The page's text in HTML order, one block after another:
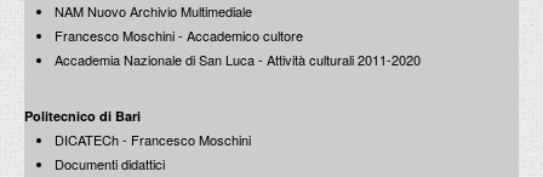
NAM Nuovo Archivio Multimediale
Francesco Moschini - Accademico cultore
Accademia Nazionale di San Luca - Attività culturali 2011-2020
Politecnico di Bari
DICATECh - Francesco Moschini
Documenti didattici